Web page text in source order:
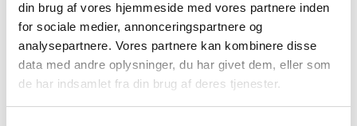
din brug af vores hjemmeside med vores partnere inden
for sociale medier, annonceringspartnere og
analysepartnere. Vores partnere kan kombinere disse
data med andre oplysninger, du har givet dem, eller som
de har indsamlet fra din brug af deres tjenester.
HVOR KAN DET KØBES
DOWNLOAD BROCHURE